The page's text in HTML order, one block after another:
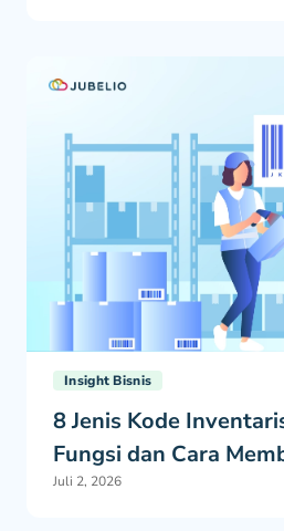
Insight Bisnis
8 Jenis Kode
Fungsi dan Cara
Juli 2, 2026